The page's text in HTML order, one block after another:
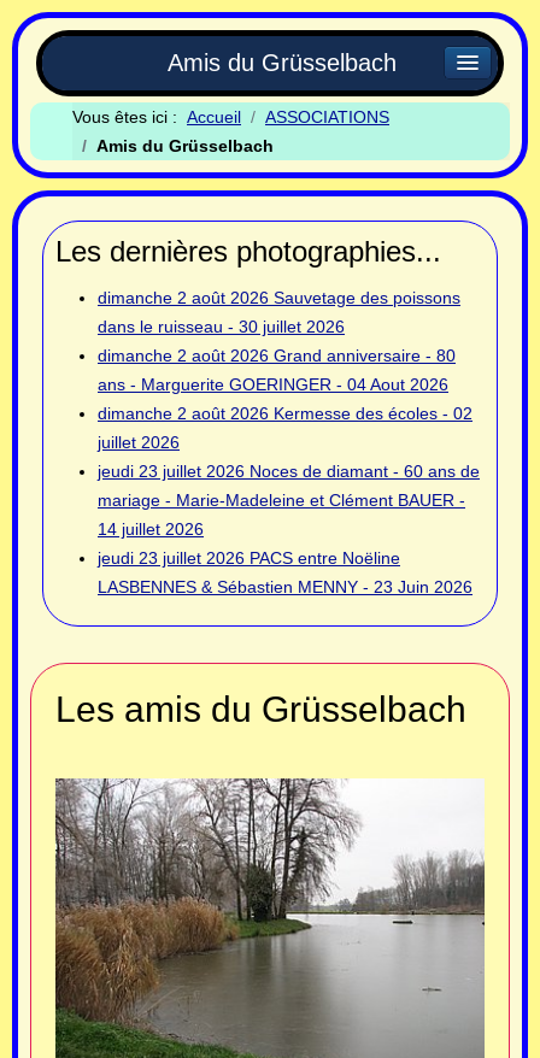
Amis du Grüsselbach
Vous êtes ici : Accueil
ASSOCIATIONS
Amis du Grüsselbach
Les dernières photographies...
dimanche 2 août 2026 Sauvetage des poissons
dans le ruisseau - 30 juillet 2026
dimanche 2 août 2026 Grand anniversaire - 80
ans - Marguerite GOERINGER - 04 Aout 2026
dimanche 2 août 2026 Kermesse des écoles - 02
juillet 2026
jeudi 23 juillet 2026 Noces de diamant - 60 ans de
mariage - Marie-Madeleine et Clément BAUER -
14 juillet 2026
jeudi 23 juillet 2026 PACS entre Noëline
LASBENNES & Sébastien MENNY - 23 Juin 2026
Les amis du Grüsselbach